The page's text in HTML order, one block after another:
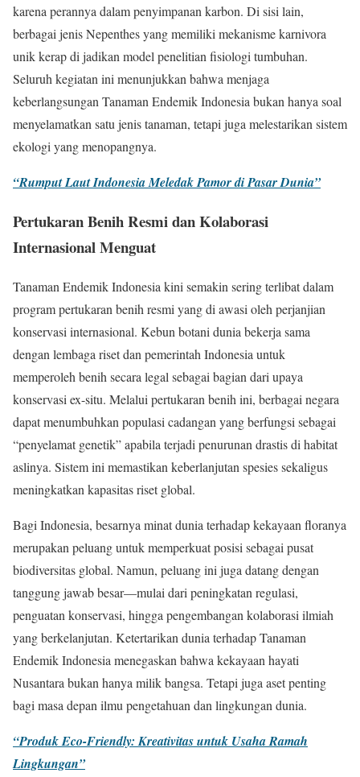
karena perannya dalam penyimpanan karbon. Di sisi lain,
berbagai jenis Nepenthes yang memiliki mekanisme karnivora
unik kerap di jadikan model penelitian fisiologi tumbuhan.
Seluruh kegiatan ini menunjukkan bahwa menjaga
keberlangsungan Tanaman Endemik Indonesia bukan hanya soal
menyelamatkan satu jenis tanaman, tetapi juga melestarikan sistem
ekologi yang menopangnya.
“Rumput Laut Indonesia Meledak Pamor di Pasar Dunia”
Pertukaran Benih Resmi dan Kolaborasi
Internasional Menguat
Tanaman Endemik Indonesia kini semakin sering terlibat dalam
program pertukaran benih resmi yang di awasi oleh perjanjian
konservasi internasional. Kebun botani dunia bekerja sama
dengan lembaga riset dan pemerintah Indonesia untuk
memperoleh benih secara legal sebagai bagian dari upaya
konservasi ex-situ. Melalui pertukaran benih ini, berbagai negara
dapat menumbuhkan populasi cadangan yang berfungsi sebagai
“penyelamat genetik” apabila terjadi penurunan drastis di habitat
aslinya. Sistem ini memastikan keberlanjutan spesies sekaligus
meningkatkan kapasitas riset global.
Bagi Indonesia, besarnya minat dunia terhadap kekayaan floranya
merupakan peluang untuk memperkuat posisi sebagai pusat
biodiversitas global. Namun, peluang ini juga datang dengan
tanggung jawab besar—mulai dari peningkatan regulasi,
penguatan konservasi, hingga pengembangan kolaborasi ilmiah
yang berkelanjutan. Ketertarikan dunia terhadap Tanaman
Endemik Indonesia menegaskan bahwa kekayaan hayati
Nusantara bukan hanya milik bangsa. Tetapi juga aset penting
bagi masa depan ilmu pengetahuan dan lingkungan dunia.
“Produk Eco-Friendly: Kreativitas untuk Usaha Ramah
Lingkungan”